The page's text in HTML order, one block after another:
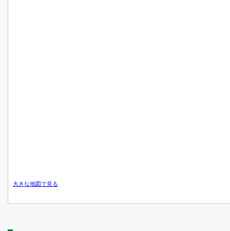
大きな地図で見る